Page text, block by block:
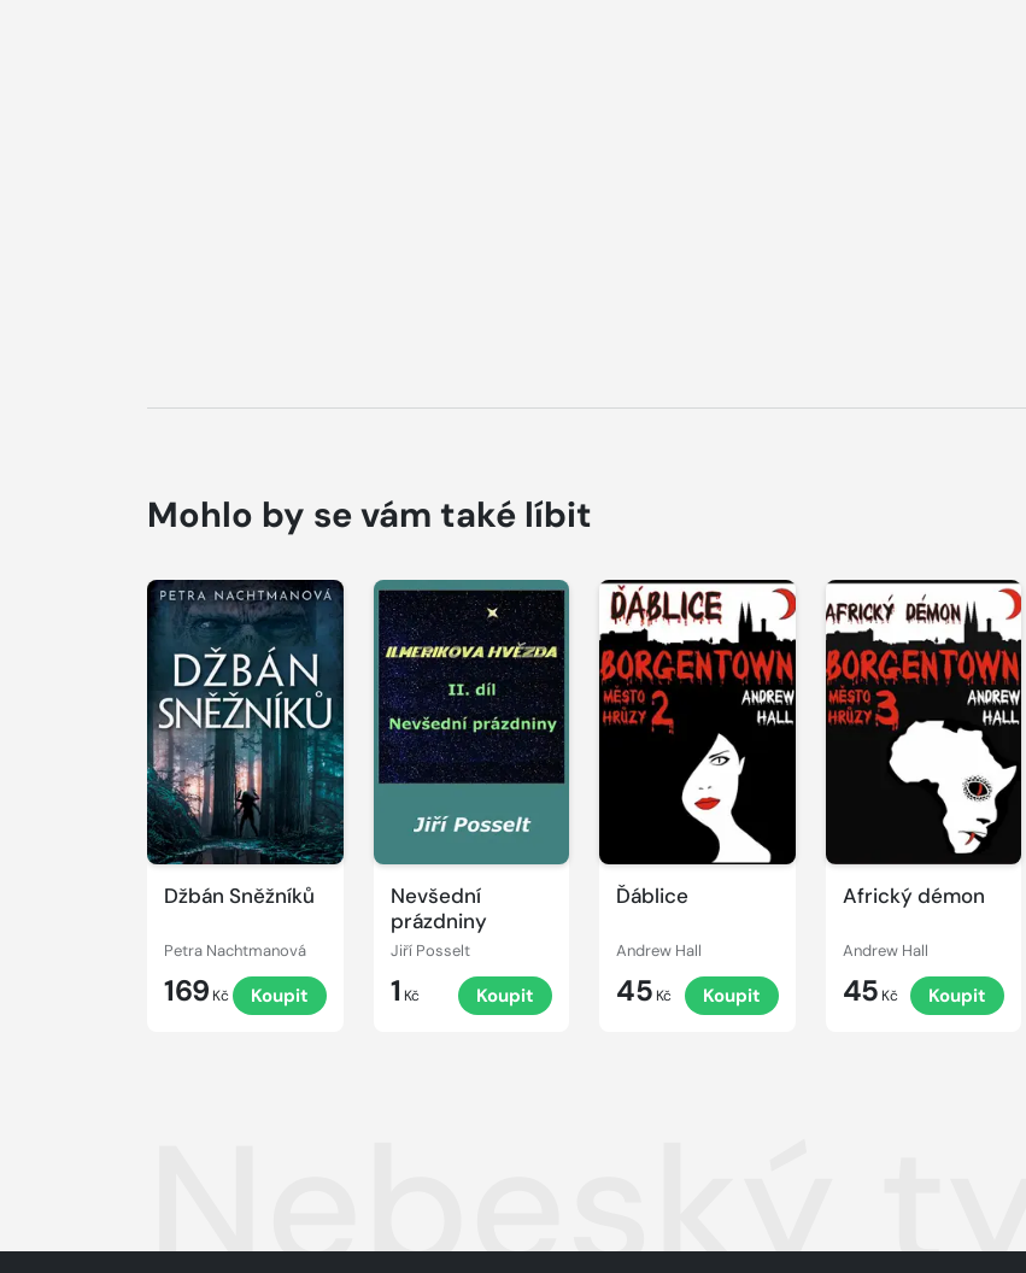
Mohlo by se vám také líbit
Džbán Sněžníků
Petra Nachtmanová
169 Kč Koupit
Nevšední
prázdniny
Jiří Posselt
1 Kč Koupit
Ďáblice
Andrew Hall
45 Kč Koupit
Africký démon
Andrew Hall
45 Kč Koupit
Nebeský